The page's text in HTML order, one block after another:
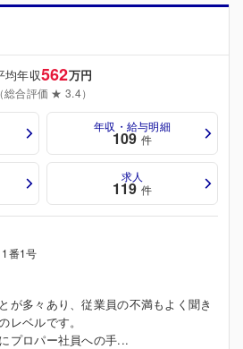
均年収562万円
（総合評価 ★ 3.4）
年収・給与明細
109 件
求人
119 件
番1号
が多々あり、従業員の不満もよく聞き
レベルです。
プロパー社員への手...